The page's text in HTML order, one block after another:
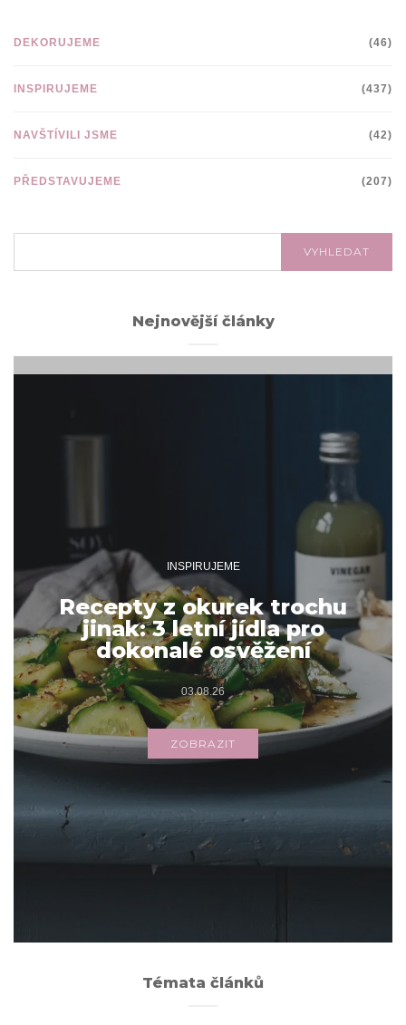
DEKORUJEME (46)
INSPIRUJEME (437)
NAVŠTÍVILI JSME (42)
PŘEDSTAVUJEME (207)
VYHLEDAT
Nejnovější články
INSPIRUJEME
Recepty z okurek trochu
jinak: 3 letní jídla pro
dokonalé osvěžení
03.08.26
ZOBRAZIT
Archivy
Témata článků